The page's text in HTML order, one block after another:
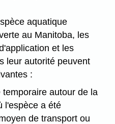
aquatique
au Manitoba, les
et les
leur autorité peuvent
:
autour de la
l'espèce a été
de transport ou